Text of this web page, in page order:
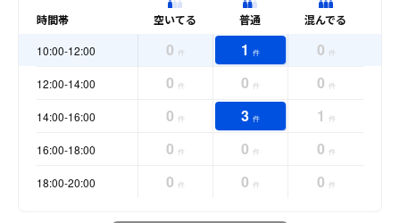
時間帯 空いてる 普通 混んでる
10:00-12:00 0 件 1 件 0 件
12:00-14:00 0 件 0 件 0 件
14:00-16:00 0 件 3 件 1 件
16:00-18:00 0 件 0 件 0 件
18:00-20:00 0 件 0 件 0 件